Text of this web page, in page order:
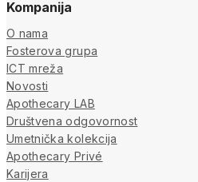
Kompanija
O nama
Fosterova grupa
ICT mreža
Novosti
Apothecary LAB
Društvena odgovornost
Umetnička kolekcija
Apothecary Privé
Karijera